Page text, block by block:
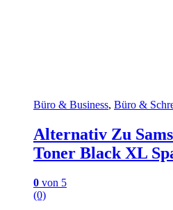
Büro & Business, Büro &
Alternativ Zu
Toner Black XL
0 von 5
(0)